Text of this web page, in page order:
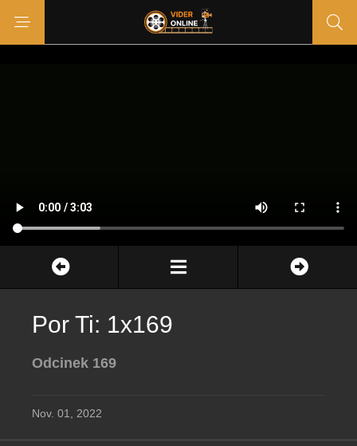
Por Ti: 1x169
Odcinek 169
Nov. 01, 2022